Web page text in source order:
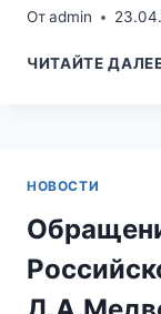
Отadmin
ЧИТАЙТЕ
НОВОСТИ